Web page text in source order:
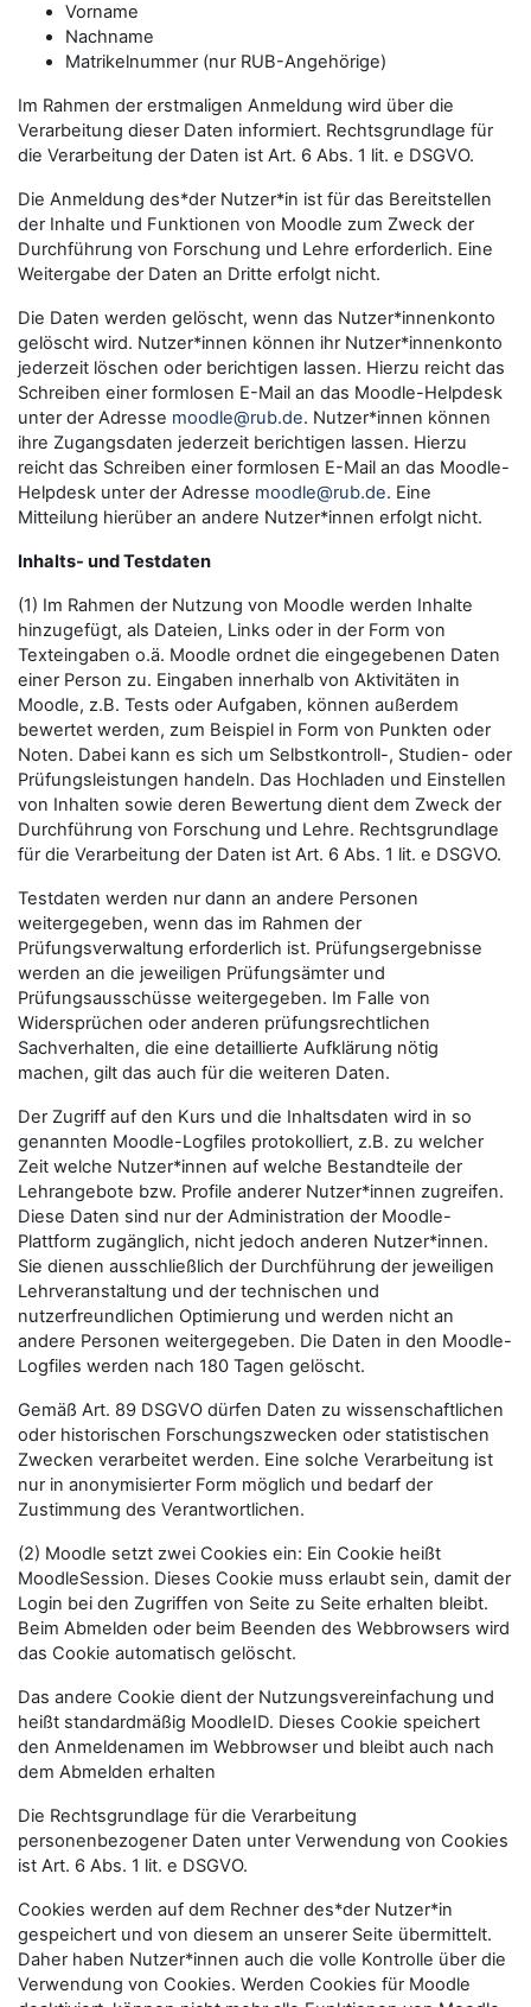
Vorname
Nachname
Matrikelnummer (nur RUB-Angehörige)
Im Rahmen der erstmaligen Anmeldung wird über die
Verarbeitung dieser Daten informiert. Rechtsgrundlage für
die Verarbeitung der Daten ist Art. 6 Abs. 1 lit. e DSGVO.
Die Anmeldung des*der Nutzer*in ist für das Bereitstellen
der Inhalte und Funktionen von Moodle zum Zweck der
Durchführung von Forschung und Lehre erforderlich. Eine
Weitergabe der Daten an Dritte erfolgt nicht.
Die Daten werden gelöscht, wenn das Nutzer*innenkonto
gelöscht wird. Nutzer*innen können ihr Nutzer*innenkonto
jederzeit löschen oder berichtigen lassen. Hierzu reicht das
Schreiben einer formlosen E-Mail an das Moodle-Helpdesk
unter der Adresse moodle@rub.de. Nutzer*innen können
ihre Zugangsdaten jederzeit berichtigen lassen. Hierzu
reicht das Schreiben einer formlosen E-Mail an das Moodle-
Helpdesk unter der Adresse moodle@rub.de. Eine
Mitteilung hierüber an andere Nutzer*innen erfolgt nicht.
Inhalts- und Testdaten
(1) Im Rahmen der Nutzung von Moodle werden Inhalte
hinzugefügt, als Dateien, Links oder in der Form von
Texteingaben o.ä. Moodle ordnet die eingegebenen Daten
einer Person zu. Eingaben innerhalb von Aktivitäten in
Moodle, z.B. Tests oder Aufgaben, können außerdem
bewertet werden, zum Beispiel in Form von Punkten oder
Noten. Dabei kann es sich um Selbstkontroll-, Studien- oder
Prüfungsleistungen handeln. Das Hochladen und Einstellen
von Inhalten sowie deren Bewertung dient dem Zweck der
Durchführung von Forschung und Lehre. Rechtsgrundlage
für die Verarbeitung der Daten ist Art. 6 Abs. 1 lit. e DSGVO.
Testdaten werden nur dann an andere Personen
weitergegeben, wenn das im Rahmen der
Prüfungsverwaltung erforderlich ist. Prüfungsergebnisse
werden an die jeweiligen Prüfungsämter und
Prüfungsausschüsse weitergegeben. Im Falle von
Widersprüchen oder anderen prüfungsrechtlichen
Sachverhalten, die eine detaillierte Aufklärung nötig
machen, gilt das auch für die weiteren Daten.
Der Zugriff auf den Kurs und die Inhaltsdaten wird in so
genannten Moodle-Logfiles protokolliert, z.B. zu welcher
Zeit welche Nutzer*innen auf welche Bestandteile der
Lehrangebote bzw. Profile anderer Nutzer*innen zugreifen.
Diese Daten sind nur der Administration der Moodle-
Plattform zugänglich, nicht jedoch anderen Nutzer*innen.
Sie dienen ausschließlich der Durchführung der jeweiligen
Lehrveranstaltung und der technischen und
nutzerfreundlichen Optimierung und werden nicht an
andere Personen weitergegeben. Die Daten in den Moodle-
Logfiles werden nach 180 Tagen gelöscht.
Gemäß Art. 89 DSGVO dürfen Daten zu wissenschaftlichen
oder historischen Forschungszwecken oder statistischen
Zwecken verarbeitet werden. Eine solche Verarbeitung ist
nur in anonymisierter Form möglich und bedarf der
Zustimmung des Verantwortlichen.
(2) Moodle setzt zwei Cookies ein: Ein Cookie heißt
MoodleSession. Dieses Cookie muss erlaubt sein, damit der
Login bei den Zugriffen von Seite zu Seite erhalten bleibt.
Beim Abmelden oder beim Beenden des Webbrowsers wird
das Cookie automatisch gelöscht.
Das andere Cookie dient der Nutzungsvereinfachung und
heißt standardmäßig MoodleID. Dieses Cookie speichert
den Anmeldenamen im Webbrowser und bleibt auch nach
dem Abmelden erhalten
Die Rechtsgrundlage für die Verarbeitung
personenbezogener Daten unter Verwendung von Cookies
ist Art. 6 Abs. 1 lit. e DSGVO.
Cookies werden auf dem Rechner des*der Nutzer*in
gespeichert und von diesem an unserer Seite übermittelt.
Daher haben Nutzer*innen auch die volle Kontrolle über die
Verwendung von Cookies. Werden Cookies für Moodle